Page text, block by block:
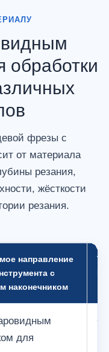
обработки
фрезы с
от материала
резания,
жёсткости
резания.
направление
с
наконечником
для